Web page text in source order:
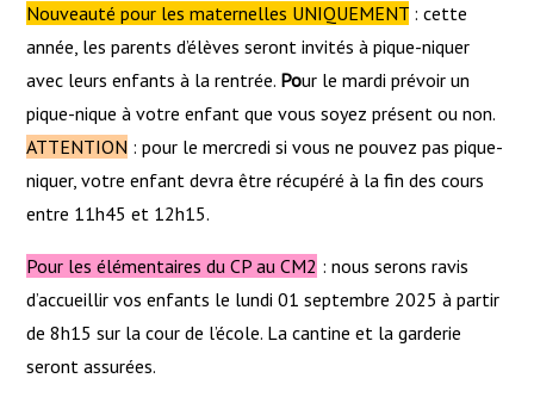
Nouveauté pour les maternelles UNIQUEMENT : cette
année, les parents d’élèves seront invités à pique-niquer
avec leurs enfants à la rentrée. Pour le mardi prévoir un
pique-nique à votre enfant que vous soyez présent ou non.
ATTENTION : pour le mercredi si vous ne pouvez pas pique-
niquer, votre enfant devra être récupéré à la fin des cours
entre 11h45 et 12h15.
Pour les élémentaires du CP au CM2 : nous serons ravis
d’accueillir vos enfants le lundi 01 septembre 2025 à partir
de 8h15 sur la cour de l’école. La cantine et la garderie
seront assurées.